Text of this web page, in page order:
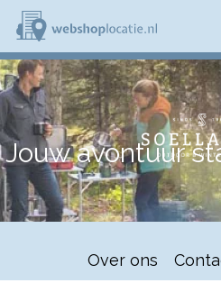
Overslaan
naar
de
inhoud
gaan
W
e
b
o
p
c
Jouw avontuur
Over ons